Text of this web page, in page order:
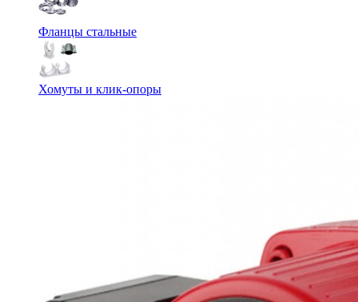
Фланцы стальные
Хомуты и клик-опоры